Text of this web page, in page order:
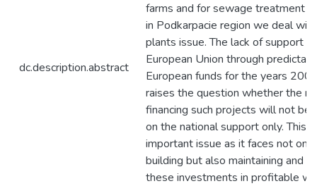
dc.description.abstract
farms and for sewage treatment
in Podkarpacie region we deal
plants issue. The lack of support
European Union through
European funds for the years
raises the question whether the
financing such projects will not be
on the national support only. This
important issue as it faces not
building but also maintaining and
these investments in profitable